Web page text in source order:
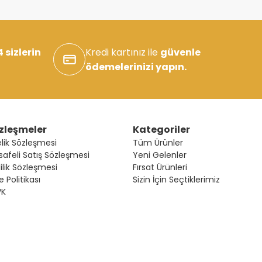
sizlerin
Kredi kartınız ile güvenle
ödemelerinizi yapın.
Sözleşmesi
Satış Sözleşmesi
Sözleşmesi
Politikası
Kategoriler
Tüm Ürünler
Yeni Gelenler
Fırsat Ürünleri
Sizin İçin Seçtiklerimiz